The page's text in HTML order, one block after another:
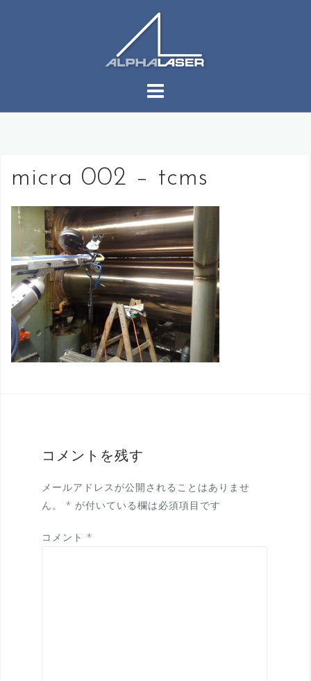
ス
micra 002 – tcms
コメントを残す
メールアドレスが公開されることはありませ
ん。
* が付いている欄は必須項目です
コメント *